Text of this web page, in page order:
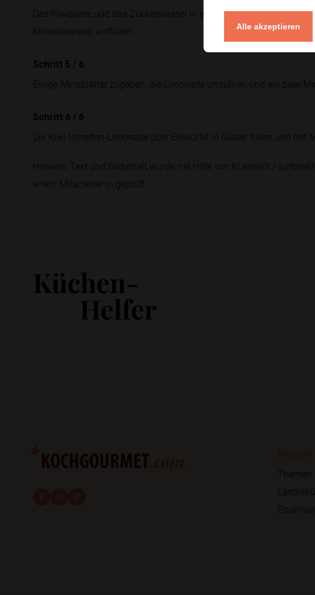
Das Kiwipüree und das Zuckerwasser in eine große Karaffe geben
Mineralwasser auffüllen.
Schritt 5 / 6
Einige Minzblätter zugeben, die Limonade umrühren und ein paar
Schritt 6 / 6
Die Kiwi-Limetten-Limonade über Eiswürfel in Gläser füllen und mit
Hinweis: Text und Bildinhalt wurde mit Hilfe von KI erstellt /
eine:n Mitarbeiter:in geprüft.
Küchen-
Helfer
Themen
Alle akzeptieren